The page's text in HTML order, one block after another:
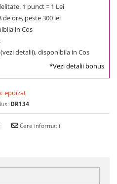
1 punct = 1 Lei
de ore, peste 300 lei
in Cos
detalii), disponibila in Cos
*Vezi detalii bonus
epuizat
DR134
Cere informatii